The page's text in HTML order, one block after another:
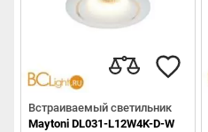
Встраиваемый светильник
Maytoni DL031-L12W4K-D-W